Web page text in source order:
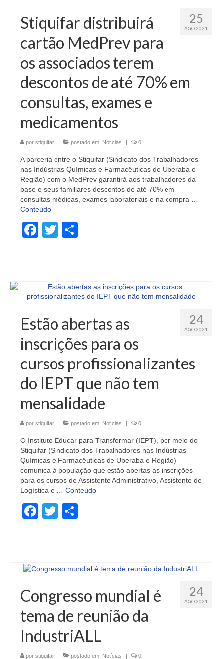
25
AGO 2021
Stiquifar distribuirá
cartão MedPrev para
os associados terem
descontos de até 70% em
consultas, exames e
medicamentos
por stiquifar postado em: Notícias 0
A parceria entre o Stiquifar (Sindicato dos Trabalhadores
nas Indústrias Químicas e Farmacêuticas de Uberaba e
Região) com o MedPrev garantirá aos trabalhadores da
base e seus familiares descontos de até 70% em
consultas médicas, exames laboratoriais e na compra …
Conteúdo
Facebook
Twitter
24
AGO 2021
Estão abertas as
inscrições para os
cursos profissionalizantes
do IEPT que não tem
mensalidade
por stiquifar postado em: Notícias 0
O Instituto Educar para Transformar (IEPT), por meio do
Stiquifar (Sindicato dos Trabalhadores nas Indústrias
Químicas e Farmacêuticas de Uberaba e Região)
comunica à população que estão abertas as inscrições
para os cursos de Assistente Administrativo, Assistente de
Logística e … Conteúdo
Facebook
Twitter
24
AGO 2021
Congresso mundial é
tema de reunião da
IndustriALL
por stiquifar | postado em: Notícias | 0